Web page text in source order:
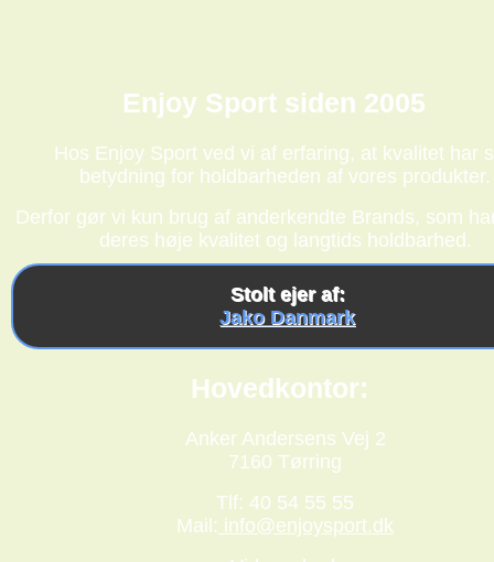
Enjoy Sport siden 2005
Hos Enjoy Sport ved vi af erfaring, at kvalitet har
betydning for holdbarheden af vores produkter.
Derfor gør vi kun brug af anderkendte Brands, som
deres høje kvalitet og langtids holdbarhed.
Stolt ejer af:
Jako Danmark
Hovedkontor:
Anker Andersens Vej 2
7160 Tørring
Tlf: 40 54 55 55
Mail: info@enjoysport.dk